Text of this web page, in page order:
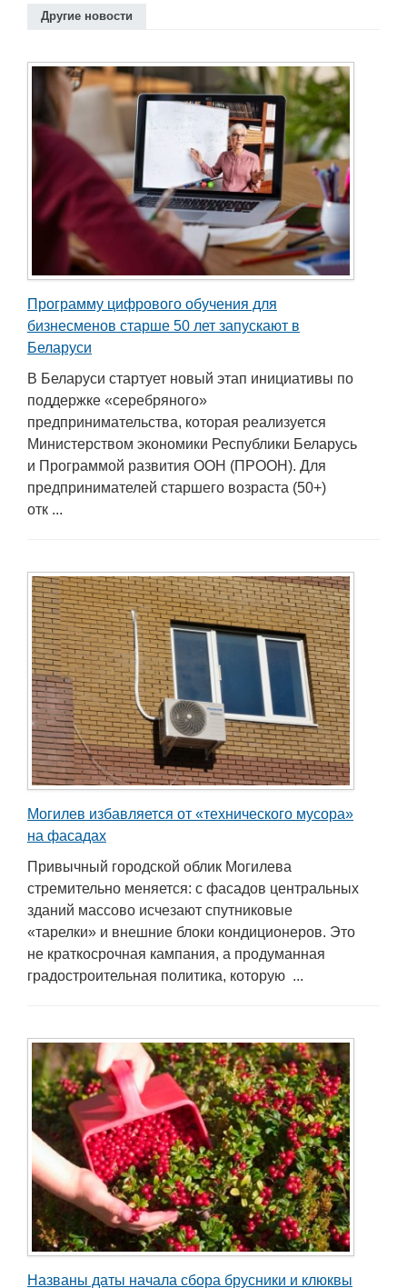
Другие новости
Программу цифрового обучения для
бизнесменов старше 50 лет запускают в
Беларуси
В Беларуси стартует новый этап инициативы по
поддержке «серебряного»
предпринимательства, которая реализуется
Министерством экономики Республики Беларусь
и Программой развития ООН (ПРООН). Для
предпринимателей старшего возраста (50+)
отк ...
Могилев избавляется от «технического мусора»
на фасадах
Привычный городской облик Могилева
стремительно меняется: с фасадов центральных
зданий массово исчезают спутниковые
«тарелки» и внешние блоки кондиционеров. Это
не краткосрочная кампания, а продуманная
градостроительная политика, которую ...
Названы даты начала сбора брусники и клюквы